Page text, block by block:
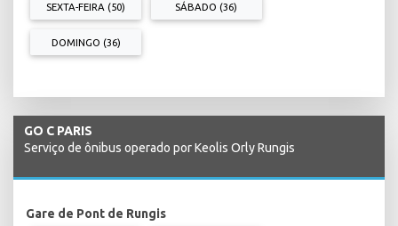
SEXTA-FEIRA (50) SÁBADO (36)
DOMINGO (36)
GO C PARIS
Serviço de ônibus operado por Keolis Orly Rungis
Gare de Pont de Rungis